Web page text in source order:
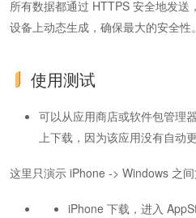
所有数据都通过 HTTPS 安全地发送
设备上动态生成，确保最大的安全性。
使用测试
可以从应用商店或软件包管理
上下载，因为该应用没有自动更
这里只演示 iPhone -> Windows 之间
iPhone 下载，进入